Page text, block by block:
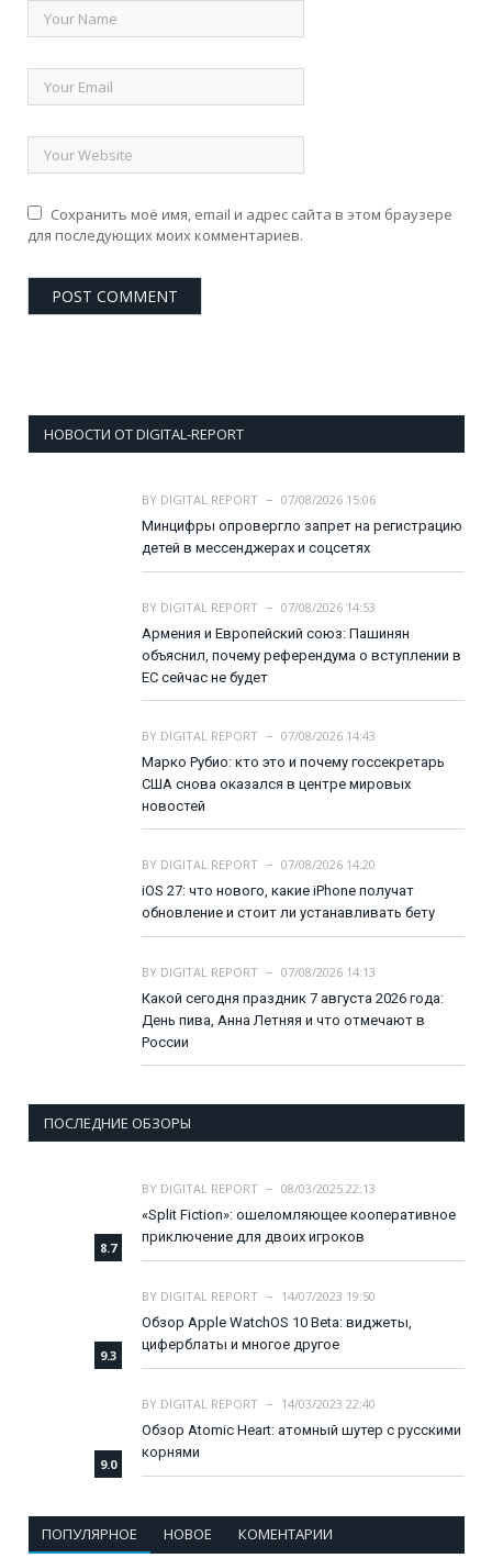
Сохранить моё имя, email и адрес сайта в этом браузере
для последующих моих комментариев.
НОВОСТИ ОТ DIGITAL-REPORT
BY DIGITAL REPORT
07/08/2026 15:06
Минцифры опровергло запрет на регистрацию
детей в мессенджерах и соцсетях
BY DIGITAL REPORT
07/08/2026 14:53
Армения и Европейский союз: Пашинян
объяснил, почему референдума о вступлении в
ЕС сейчас не будет
BY DIGITAL REPORT
07/08/2026 14:43
Марко Рубио: кто это и почему госсекретарь
США снова оказался в центре мировых
новостей
BY DIGITAL REPORT
07/08/2026 14:20
iOS 27: что нового, какие iPhone получат
обновление и стоит ли устанавливать бету
BY DIGITAL REPORT
07/08/2026 14:13
Какой сегодня праздник 7 августа 2026 года:
День пива, Анна Летняя и что отмечают в
России
ПОСЛЕДНИЕ ОБЗОРЫ
8.7
BY DIGITAL REPORT
08/03/2025 22:13
«Split Fiction»: ошеломляющее кооперативное
приключение для двоих игроков
9.3
BY DIGITAL REPORT
14/07/2023 19:50
Обзор Apple WatchOS 10 Beta: виджеты,
циферблаты и многое другое
9.0
BY DIGITAL REPORT
14/03/2023 22:40
Обзор Atomic Heart: атомный шутер с русскими
корнями
ПОПУЛЯРНОЕ НОВОЕ КОМЕНТАРИИ